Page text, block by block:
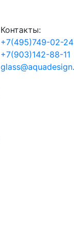
Контакты:
+7(495)749-02-24
+7(903)142-88-11